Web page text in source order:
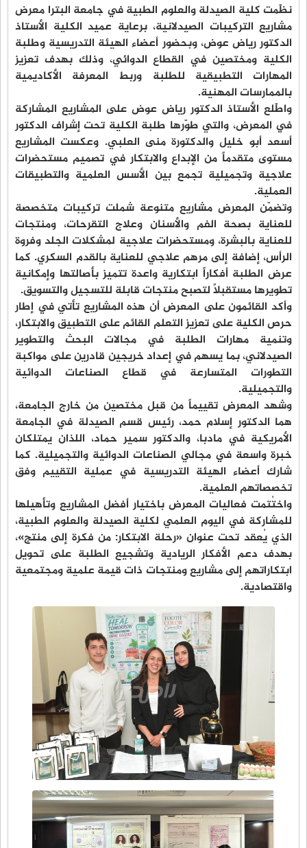
نظّمت كلية الصيدلة والعلوم الطبية في جامعة البترا معرض
مشاريع التركيبات الصيدلانية، برعاية عميد الكلية الأستاذ
الدكتور رياض عوض، وبحضور أعضاء الهيئة التدريسية وطلبة
الكلية ومختصين في القطاع الدوائي، وذلك بهدف تعزيز
المهارات التطبيقية للطلبة وربط المعرفة الأكاديمية
بالممارسات المهنية.
واطّلع الأستاذ الدكتور رياض عوض على المشاريع المشاركة
في المعرض، والتي طوّرها طلبة الكلية تحت إشراف الدكتور
أسعد أبو خليل والدكتورة منى العلبي. وعكست المشاريع
مستوى متقدماً من الإبداع والابتكار في تصميم مستحضرات
علاجية وتجميلية تجمع بين الأسس العلمية والتطبيقات
العملية.
وتضمّن المعرض مشاريع متنوعة شملت تركيبات متخصصة
للعناية بصحة الفم والأسنان وعلاج التقرحات، ومنتجات
للعناية بالبشرة، ومستحضرات علاجية لمشكلات الجلد وفروة
الرأس، إضافة إلى مرهم علاجي للعناية بالقدم السكري. كما
عرض الطلبة أفكاراً ابتكارية واعدة تتميز بأصالتها وإمكانية
تطويرها مستقبلاً لتصبح منتجات قابلة للتسجيل والتسويق.
وأكد القائمون على المعرض أن هذه المشاريع تأتي في إطار
حرص الكلية على تعزيز التعلم القائم على التطبيق والابتكار،
وتنمية مهارات الطلبة في مجالات البحث والتطوير
الصيدلاني، بما يسهم في إعداد خريجين قادرين على مواكبة
التطورات المتسارعة في قطاع الصناعات الدوائية
والتجميلية.
وشهد المعرض تقييماً من قبل مختصين من خارج الجامعة،
هما الدكتور إسلام حمد، رئيس قسم الصيدلة في الجامعة
الأمريكية في مادبا، والدكتور سمير حماد، اللذان يمتلكان
خبرة واسعة في مجالي الصناعات الدوائية والتجميلية. كما
شارك أعضاء الهيئة التدريسية في عملية التقييم وفق
تخصصاتهم العلمية.
واختُتمت فعاليات المعرض باختيار أفضل المشاريع وتأهيلها
للمشاركة في اليوم العلمي لكلية الصيدلة والعلوم الطبية،
الذي يُعقد تحت عنوان «رحلة الابتكار: من فكرة إلى منتج»،
بهدف دعم الأفكار الريادية وتشجيع الطلبة على تحويل
ابتكاراتهم إلى مشاريع ومنتجات ذات قيمة علمية ومجتمعية
واقتصادية.